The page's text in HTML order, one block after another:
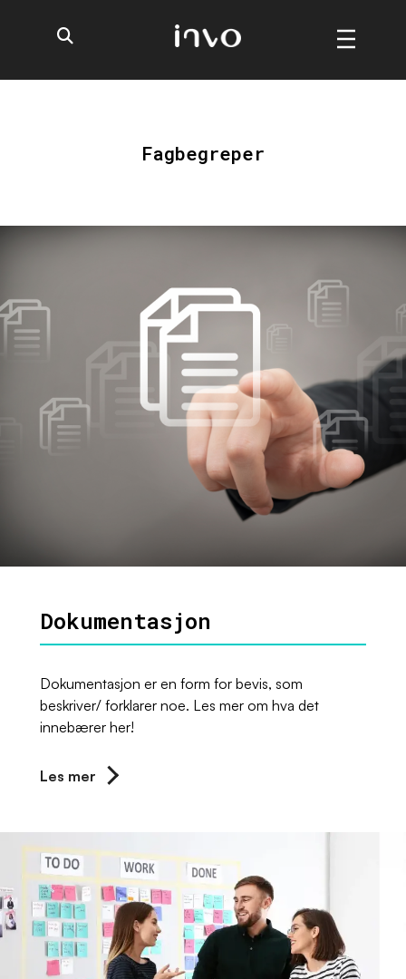
Fagbegreper
Dokumentasjon
Dokumentasjon er en form for bevis, som
beskriver/ forklarer noe. Les mer om hva det
innebærer her!
Les mer